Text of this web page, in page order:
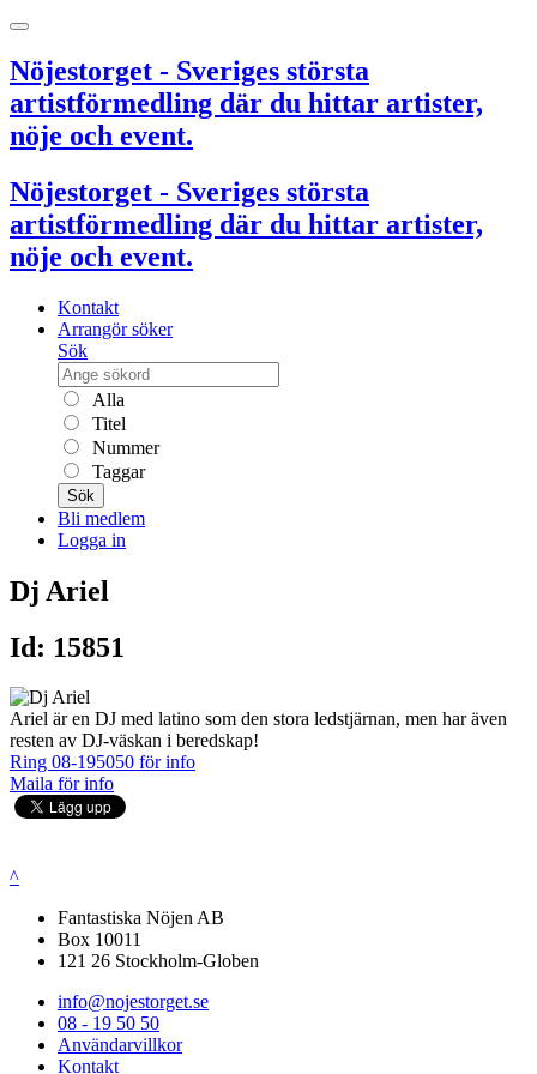
Nöjestorget - Sveriges största
artistförmedling där du hittar artister,
nöje och event.
Nöjestorget - Sveriges största
artistförmedling där du hittar artister,
nöje och event.
Kontakt
Arrangör söker
Sök
Alla
Titel
Nummer
Taggar
Sök
Bli medlem
Logga in
Dj Ariel
Id: 15851
Ariel är en DJ med latino som den stora ledstjärnan, men har även
resten av DJ-väskan i beredskap!
Ring 08-195050 för info
Maila för info
^
Fantastiska Nöjen AB
Box 10011
121 26 Stockholm-Globen
info@nojestorget.se
08 - 19 50 50
Användarvillkor
Kontakt